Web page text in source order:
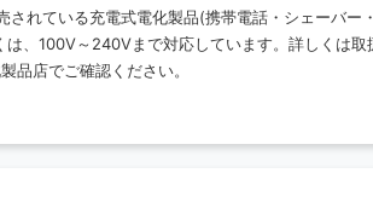
されている充電式電化製品(携帯電話・シェーバー
は、100V～240Vまで対応しています。詳しくは
品店でご確認ください。